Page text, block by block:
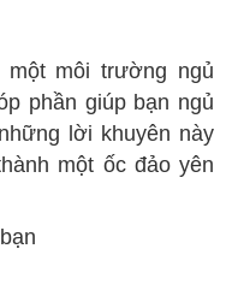
một môi trường ngủ
phần giúp bạn ngủ
lời khuyên này
một ốc đảo yên